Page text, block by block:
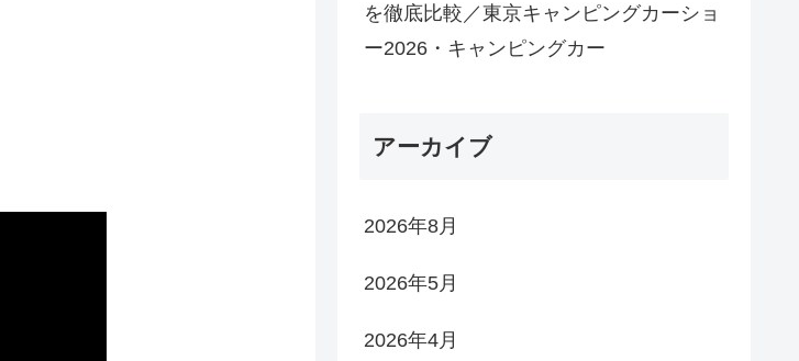
を徹底比較／東京キャンピングカーショ
ー2026・キャンピングカー
アーカイブ
2026年8月
2026年5月
2026年4月